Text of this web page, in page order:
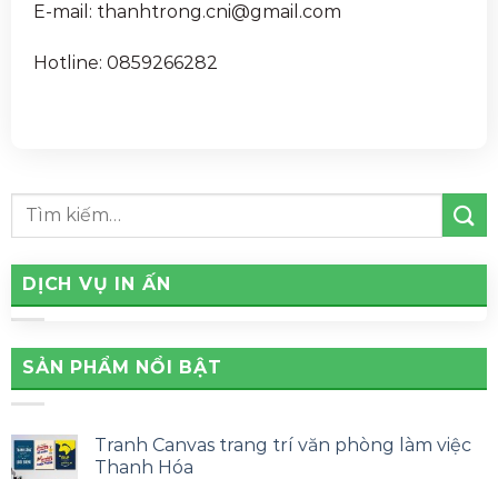
E-mail: thanhtrong.cni@gmail.com
Hotline: 0859266282
DỊCH VỤ IN ẤN
SẢN PHẨM NỔI BẬT
Tranh Canvas trang trí văn phòng làm việc
Thanh Hóa